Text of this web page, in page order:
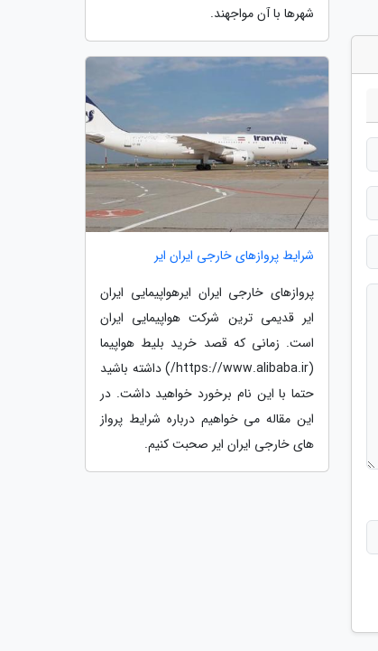
شهرها با آن مواجهند.
شرایط پروازهای خارجی ایران ایر
پروازهای خارجی ایران ایرهواپیمایی ایران
ایر قدیمی ترین شرکت هواپیمایی ایران
است. زمانی که قصد خرید بلیط هواپیما
(https://www.alibaba.ir/) داشته باشید
حتما با این نام برخورد خواهید داشت. در
این مقاله می خواهیم درباره شرایط پرواز
های خارجی ایران ایر صحبت کنیم.